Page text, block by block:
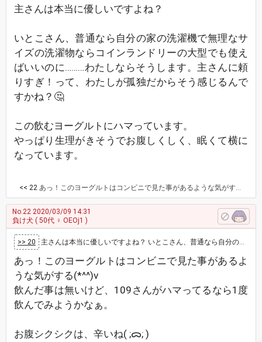
主さんは本当に優しいですよね？
いとこさん、普通なら自分の家の洗濯機で無理なサ
イズの洗濯物ならコインランドリーの大型でも使え
ばいいのに………わたしならそうします。主さんに頼
りすぎ！って、わたしが孤独だからそう感じるんで
すかね？🤔
この飲むヨーグルトにハマっています。
やっぱり生理がきそうでお腹しくしく、眠くて横に
なっています。
<< 22 あっ！このヨーグルトはコンビニで見た事があるような気がする(*^^)v 飲んだ事は無いけど、109さんがハマってるなら1度飲んでみようかなぁ。 お腹シクシクは、辛いね‪( ;ᯅ; ) 私は昔、生理1週間前に必ず下痢おこしてたよ(◍¯∀¯◍) 禁煙1日半でギブしました(▼▼ﾒ) y-ﾟﾟ 再度禁煙にチャレンジします(*^^)v タバコを買うお金が無いし、タバコに使うお金が勿体なく思えてきました。 今回の騒動で、余計なお金が吹っ飛んでいったし、やめ時よね！って思ってます(*`･ω･)ゞ それにしても今日は天気が良いね。ベランダに出たら暑いぐらいでーす。 ここら辺は、クリーニング店は多いのにコインランドリーが見当たらなくて、＆いとこだったし、私が出来る範囲だったからね(*^^)v
No.22 2020/03/09 14:31
負け犬 ( 50代 ♀ OEOj1 )
>> 20 主さんは本当に優しいですよね？ いとこさん、普通なら自分の家の洗濯機で無理なサイズの洗濯物ならコインランドリーの大型でも使えばいいのに…
あっ！このヨーグルトはコンビニで見た事があるよ
うな気がする(*^^)v
飲んだ事は無いけど、109さんがハマってるなら1度
飲んでみようかなぁ。
お腹シクシクは、辛いね‪( ;ᯅ; )